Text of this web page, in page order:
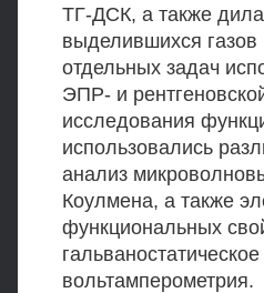
ТГ-ДСК, а также
выделившихся
отдельных задач
ЭПР- и
исследования
использовались
анализ
Коулмена, а также
функциональных
вольтамперометрия.